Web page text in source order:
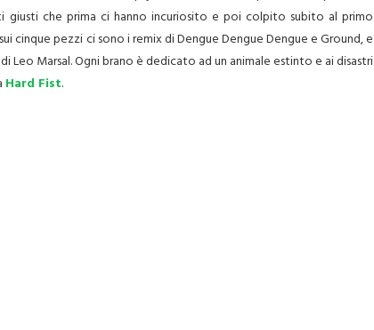
giusti che prima ci hanno incuriosito e poi colpito subito al primo
cinque pezzi ci sono i remix di Dengue Dengue Dengue e Ground, e
Marsal. Ogni brano è dedicato ad un animale estinto e ai disastri
Hard Fist.